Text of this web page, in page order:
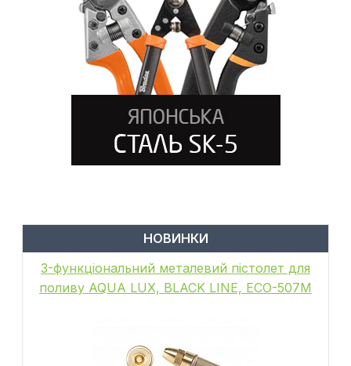
НОВИНКИ
3-функціональний металевий пістолет для
поливу AQUA LUX, BLACK LINE, ECO-507M